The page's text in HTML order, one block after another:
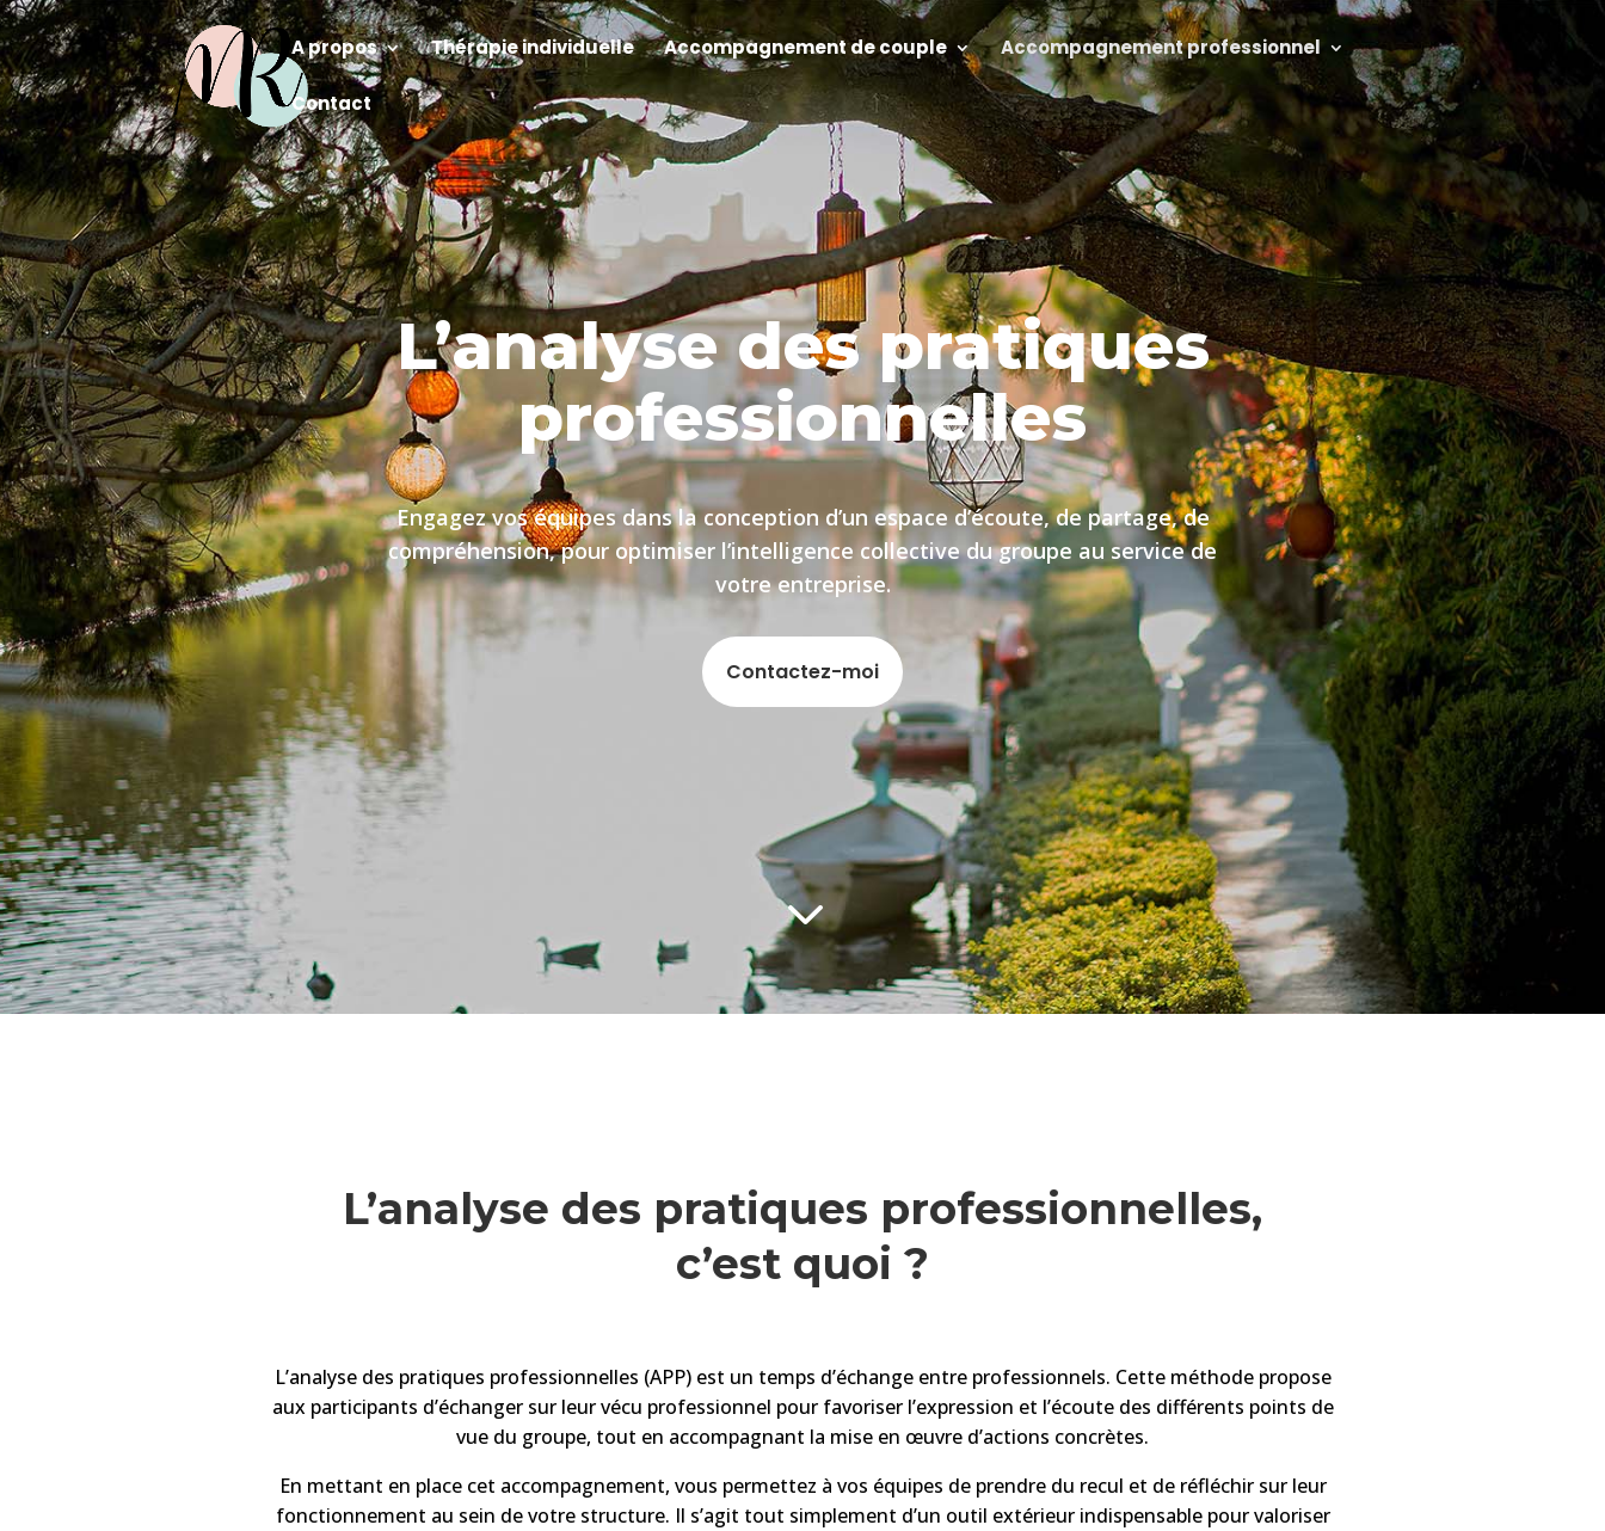
A propos Thérapie individuelle Accompagnement de couple Accompagnement professionnel
Contact
L’analyse des pratiques
professionnelles
Engagez vos équipes dans la conception d’un espace d’écoute, de partage, de
compréhension, pour optimiser l’intelligence collective du groupe au service de
votre entreprise.
Contactez-moi
3
L’analyse des pratiques professionnelles,
c’est quoi ?
L’analyse des pratiques professionnelles (APP) est un temps d’échange entre professionnels. Cette méthode propose
aux participants d’échanger sur leur vécu professionnel pour favoriser l’expression et l’écoute des différents points de
vue du groupe, tout en accompagnant la mise en œuvre d’actions concrètes.
En mettant en place cet accompagnement, vous permettez à vos équipes de prendre du recul et de réfléchir sur leur
fonctionnement au sein de votre structure. Il s’agit tout simplement d’un outil extérieur indispensable pour valoriser